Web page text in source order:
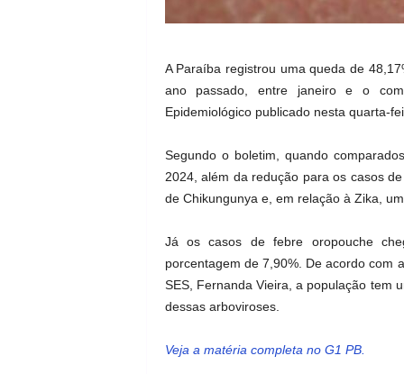
A Paraíba registrou uma queda de
ano passado, entre janeiro e o
Epidemiológico publicado nesta quarta-
Segundo o boletim, quando
2024, além da redução para os casos
de Chikungunya e, em relação à Zika,
Já os casos de febre oropouche
porcentagem de 7,90%. De acordo com
SES, Fernanda Vieira, a população tem
dessas arboviroses.
Veja a matéria completa no G1 PB.